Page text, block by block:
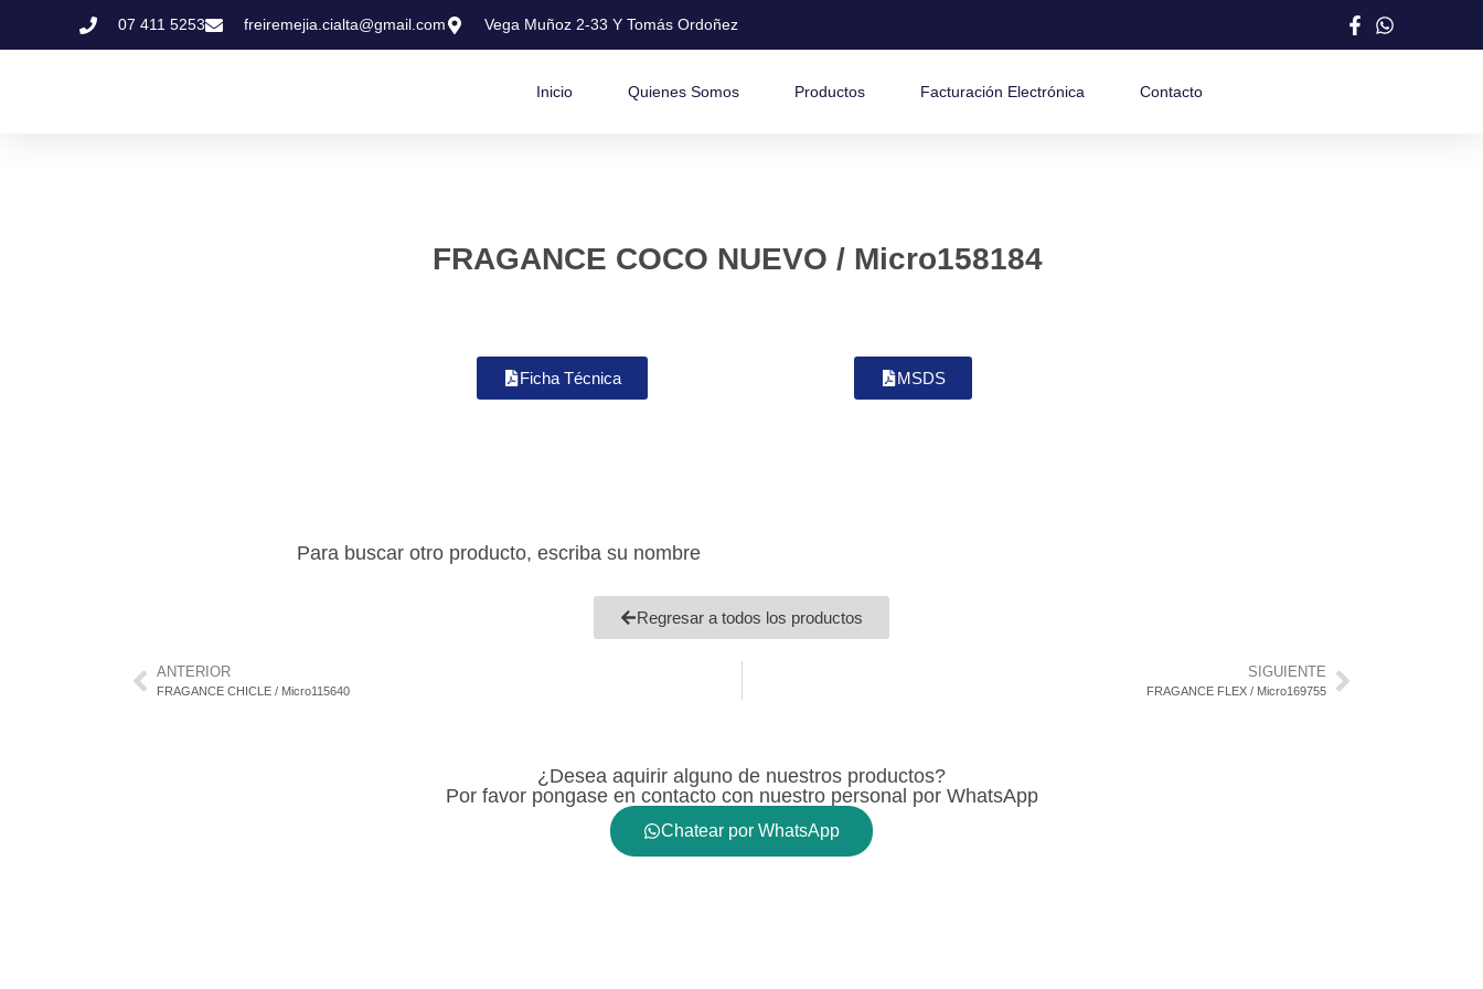
07 411 5253 freiremejia.cialta@gmail.com Vega Muñoz 2-33 Y Tomás Ordoñez
Inicio Quienes Somos Productos Facturación Electrónica Contacto
FRAGANCE COCO NUEVO / Micro158184
Ficha Técnica MSDS
Para buscar otro producto, escriba su nombre
Regresar a todos los productos
ANTERIOR
FRAGANCE CHICLE / Micro115640
SIGUIENTE
FRAGANCE FLEX / Micro169755
¿Desea aquirir alguno de nuestros productos?
Por favor pongase en contacto con nuestro personal por WhatsApp
Chatear por WhatsApp